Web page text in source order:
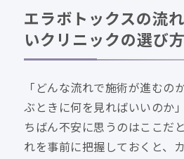
エラボトックスの流
いクリニックの選び方
「どんな流れで施術が進むの
ぶときに何を見ればいいの
ちばん不安に思うのはここだ
れを事前に把握しておくと、